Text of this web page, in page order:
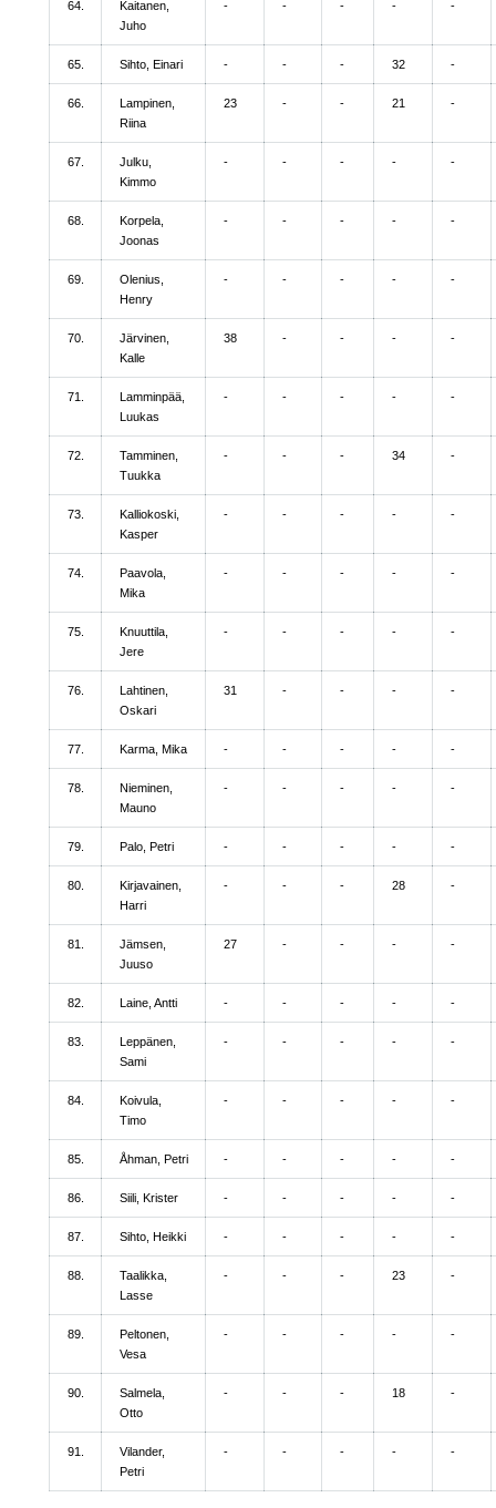
64.
Kaitanen,
Juho
- - - - -
65. Sihto, Einari - - - 32 -
66.
Lampinen,
Riina
23 - - 21 -
67.
Julku,
Kimmo
- - - - -
68.
Korpela,
Joonas
- - - - -
69.
Olenius,
Henry
- - - - -
70.
Järvinen,
Kalle
38 - - - -
71.
Lamminpää,
Luukas
- - - - -
72.
Tamminen,
Tuukka
- - - 34 -
73.
Kalliokoski,
Kasper
- - - - -
74.
Paavola,
Mika
- - - - -
75.
Knuuttila,
Jere
- - - - -
76.
Lahtinen,
Oskari
31 - - - -
77. Karma, Mika - - - - -
78.
Nieminen,
Mauno
- - - - -
79. Palo, Petri - - - - -
80.
Kirjavainen,
Harri
- - - 28 -
81.
Jämsen,
Juuso
27 - - - -
82. Laine, Antti - - - - -
83.
Leppänen,
Sami
- - - - -
84.
Koivula,
Timo
- - - - -
85. Åhman, Petri - - - - -
86. Siili, Krister - - - - -
87. Sihto, Heikki - - - - -
88.
Taalikka,
Lasse
- - - 23 -
89.
Peltonen,
Vesa
- - - - -
90.
Salmela,
Otto
- - - 18 -
91.
Vilander,
Petri
- - - - -